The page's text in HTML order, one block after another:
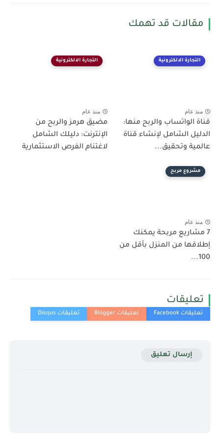
مقالات قد تهمك
التجارة الالكترونية
منذ عام
قناة الواتساب والربح منها:
الدليل الشامل لإنشاء قناة
عالمية وتحقيق...
التجارة الالكترونية
منذ عام
مضيق هرمز والربح من
الإنترنت: دليلك الشامل
لاغتنام الفرص الاستثمارية
مشروع مربح
منذ عام
7 مشاريع مربحة يمكنك
إطلاقها من المنزل بأقل من
100...
تعليقات
إرسال تعليق